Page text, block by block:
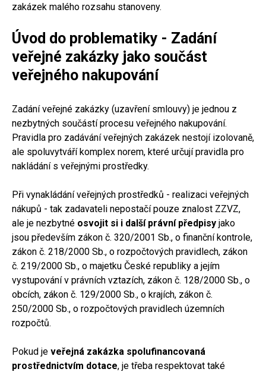
zakázek malého rozsahu stanoveny.
Úvod do problematiky - Zadání
veřejné zakázky jako součást
veřejného nakupování
Zadání veřejné zakázky (uzavření smlouvy) je jednou z
nezbytných součástí procesu veřejného nakupování.
Pravidla pro zadávání veřejných zakázek nestojí izolovaně,
ale spoluvytváří komplex norem, které určují pravidla pro
nakládání s veřejnými prostředky.
Při vynakládání veřejných prostředků - realizaci veřejných
nákupů - tak zadavateli nepostačí pouze znalost ZZVZ,
ale je nezbytné osvojit si i další právní předpisy jako
jsou především zákon č. 320/2001 Sb., o finanční kontrole,
zákon č. 218/2000 Sb., o rozpočtových pravidlech, zákon
č. 219/2000 Sb., o majetku České republiky a jejím
vystupování v právních vztazích, zákon č. 128/2000 Sb., o
obcích, zákon č. 129/2000 Sb., o krajích, zákon č.
250/2000 Sb., o rozpočtových pravidlech územních
rozpočtů.
Pokud je veřejná zakázka spolufinancovaná
prostřednictvím dotace, je třeba respektovat také